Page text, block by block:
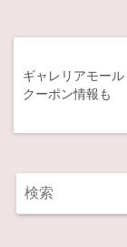
ギャレリアモー
クーポン情報も